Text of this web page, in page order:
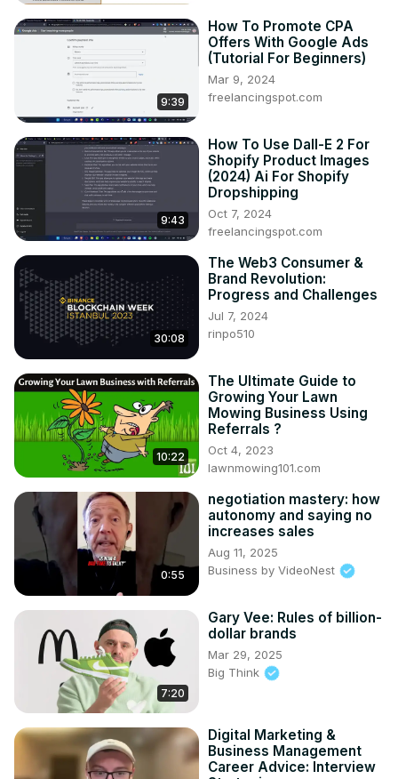
9:39
How To Promote CPA
Offers With Google Ads
(Tutorial For Beginners)
Mar 9, 2024
freelancingspot.com
9:43
How To Use Dall-E 2 For
Shopify Product Images
(2024) Ai For Shopify
Dropshipping
Oct 7, 2024
freelancingspot.com
30:08
The Web3 Consumer &
Brand Revolution:
Progress and Challenges
Jul 7, 2024
rinpo510
10:22
The Ultimate Guide to
Growing Your Lawn
Mowing Business Using
Referrals ?
Oct 4, 2023
lawnmowing101.com
0:55
negotiation mastery: how
autonomy and saying no
increases sales
Aug 11, 2025
Business by VideoNest
7:20
Gary Vee: Rules of billion-
dollar brands
Mar 29, 2025
Big Think
Digital Marketing &
Business Management
Career Advice: Interview